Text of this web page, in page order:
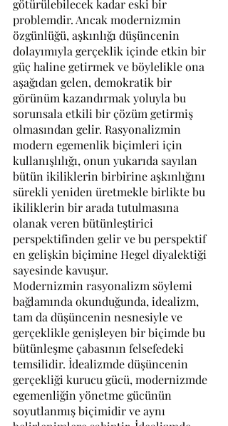
götürülebilecek kadar eski bir
problemdir. Ancak modernizmin
özgünlüğü, aşkınlığı düşüncenin
dolayımıyla gerçeklik içinde etkin bir
güç haline getirmek ve böylelikle ona
aşağıdan gelen, demokratik bir
görünüm kazandırmak yoluyla bu
sorunsala etkili bir çözüm getirmiş
olmasından gelir. Rasyonalizmin
modern egemenlik biçimleri için
kullanışlılığı, onun yukarıda sayılan
bütün ikiliklerin birbirine aşkınlığını
sürekli yeniden üretmekle birlikte bu
ikiliklerin bir arada tutulmasına
olanak veren bütünleştirici
perspektifinden gelir ve bu perspektif
en gelişkin biçimine Hegel diyalektiği
sayesinde kavuşur.
Modernizmin rasyonalizm söylemi
bağlamında okunduğunda, idealizm,
tam da düşüncenin nesnesiyle ve
gerçeklikle genişleyen bir biçimde bu
bütünleşme çabasının felsefedeki
temsilidir. İdealizmde düşüncenin
gerçekliği kurucu gücü, modernizmde
egemenliğin yönetme gücünün
soyutlanmış biçimidir ve aynı